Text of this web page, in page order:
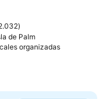
de Palm
organizadas